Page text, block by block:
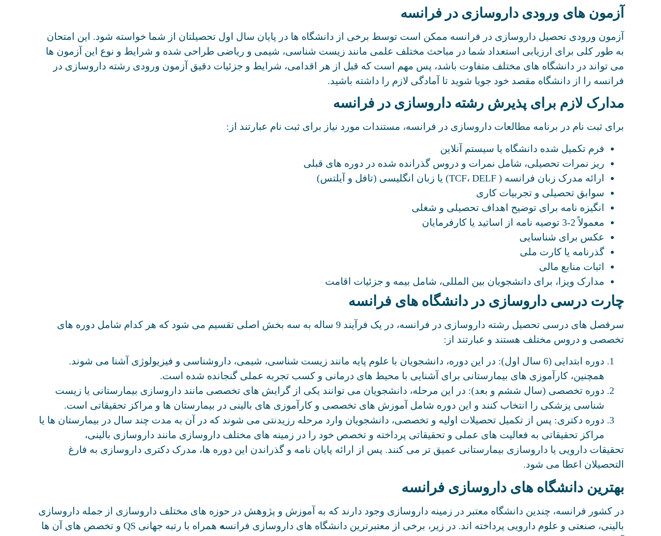
آزمون های ورودی داروسازی در فرانسه
آزمون ورودی تحصیل داروسازی در فرانسه ممکن است توسط برخی از دانشگاه ها در پایان سال اول تحصیلتان از شما خواسته شود. این امتحان
به طور کلی برای ارزیابی استعداد شما در مباحث مختلف علمی مانند زیست شناسی، شیمی و ریاضی طراحی شده و شرایط و نوع این آزمون ها
می تواند در دانشگاه های مختلف متفاوت باشد، پس مهم است که قبل از هر اقدامی، شرایط و جزئیات دقیق آزمون ورودی رشته داروسازی در
فرانسه را از دانشگاه مقصد خود جویا شوید تا آمادگی لازم را داشته باشید.
مدارک لازم برای پذیرش رشته داروسازی در فرانسه
برای ثبت نام در برنامه مطالعات داروسازی در فرانسه، مستندات مورد نیاز برای ثبت نام عبارتند از:
فرم تکمیل شده دانشگاه یا سیستم آنلاین
ریز نمرات تحصیلی، شامل نمرات و دروس گذرانده شده در دوره های قبلی
ارائه مدرک زبان فرانسه ( TCF، DELF) یا زبان انگلیسی (تافل و آیلتس)
سوابق تحصیلی و تجربیات کاری
انگیزه نامه برای توضیح اهداف تحصیلی و شغلی
معمولاً 2-3 توصیه نامه از اساتید یا کارفرمایان
عکس برای شناسایی
گذرنامه یا کارت ملی
اثبات منابع مالی
مدارک ویزا، برای دانشجویان بین المللی، شامل بیمه و جزئیات اقامت
چارت درسی داروسازی در دانشگاه های فرانسه
سرفصل های درسی تحصیل رشته داروسازی در فرانسه، در یک فرآیند 9 ساله به سه بخش اصلی تقسیم می شود که هر کدام شامل دوره های
تخصصی و دروس مختلف هستند و عبارتند از:
دوره ابتدایی (6 سال اول): در این دوره، دانشجویان با علوم پایه مانند زیست شناسی، شیمی، داروشناسی و فیزیولوژی آشنا می شوند.
همچنین، کارآموزی های بیمارستانی برای آشنایی با محیط های درمانی و کسب تجربه عملی گنجانده شده است.
دوره تخصصی (سال ششم و بعد): در این مرحله، دانشجویان می توانند یکی از گرایش های تخصصی مانند داروسازی بیمارستانی یا زیست
شناسی پزشکی را انتخاب کنند و این دوره شامل آموزش های تخصصی و کارآموزی های بالینی در بیمارستان ها و مراکز تحقیقاتی است.
دوره دکتری: پس از تکمیل تحصیلات اولیه و تخصصی، دانشجویان وارد مرحله رزیدنتی می شوند که در آن به مدت چند سال در بیمارستان ها یا
مراکز تحقیقاتی به فعالیت های عملی و تحقیقاتی پرداخته و تخصص خود را در زمینه های مختلف داروسازی مانند داروسازی بالینی،
تحقیقات دارویی یا داروسازی بیمارستانی عمیق تر می کنند. پس از ارائه پایان نامه و گذراندن این دوره ها، مدرک دکتری داروسازی به فارغ
التحصیلان اعطا می شود.
بهترین دانشگاه های داروسازی فرانسه
در کشور فرانسه، چندین دانشگاه معتبر در زمینه داروسازی وجود دارند که به آموزش و پژوهش در حوزه های مختلف داروسازی از جمله داروسازی
بالینی، صنعتی و علوم دارویی پرداخته اند. در زیر، برخی از معتبرترین دانشگاه های داروسازی فرانسه
همراه با رتبه جهانی QS و تخصص های آن ها